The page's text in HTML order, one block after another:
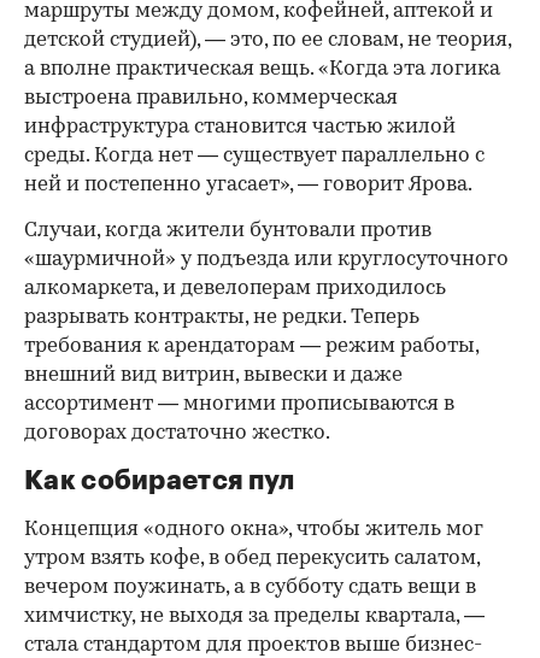
маршруты между домом, кофейней, аптекой и
детской студией), — это, по ее словам, не теория,
а вполне практическая вещь. «Когда эта логика
выстроена правильно, коммерческая
инфраструктура становится частью жилой
среды. Когда нет — существует параллельно с
ней и постепенно угасает», — говорит Ярова.
Случаи, когда жители бунтовали против
«шаурмичной» у подъезда или круглосуточного
алкомаркета, и девелоперам приходилось
разрывать контракты, не редки. Теперь
требования к арендаторам — режим работы,
внешний вид витрин, вывески и даже
ассортимент — многими прописываются в
договорах достаточно жестко.
Как собирается пул
Концепция «одного окна», чтобы житель мог
утром взять кофе, в обед перекусить салатом,
вечером поужинать, а в субботу сдать вещи в
химчистку, не выходя за пределы квартала, —
стала стандартом для проектов выше бизнес-